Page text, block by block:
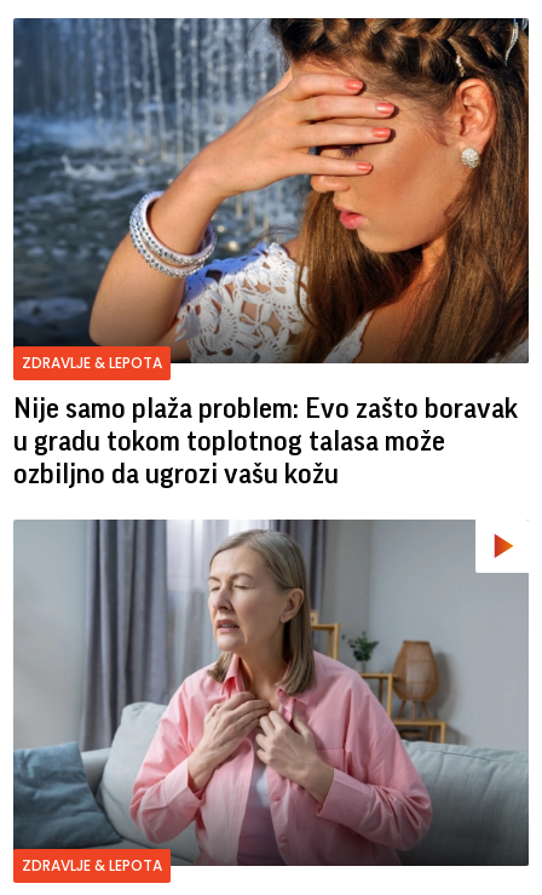
ZDRAVLJE & LEPOTA
Nije samo plaža problem: Evo zašto boravak
u gradu tokom toplotnog talasa može
ozbiljno da ugrozi vašu kožu
ZDRAVLJE & LEPOTA